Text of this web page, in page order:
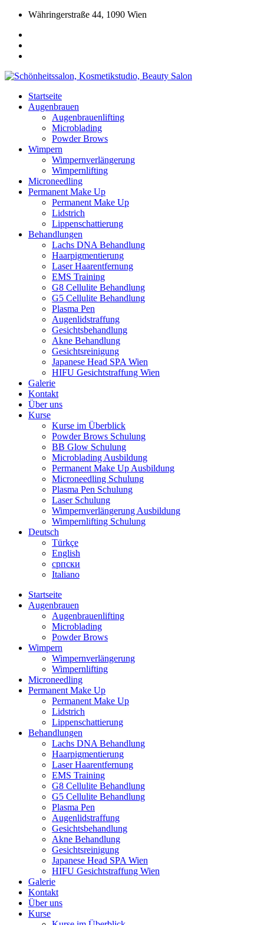
Währingerstraße 44, 1090 Wien
Startseite
Augenbrauen
Augenbrauenlifting
Microblading
Powder Brows
Wimpern
Wimpernverlängerung
Wimpernlifting
Microneedling
Permanent Make Up
Permanent Make Up
Lidstrich
Lippenschattierung
Behandlungen
Lachs DNA Behandlung
Haarpigmentierung
Laser Haarentfernung
EMS Training
G8 Cellulite Behandlung
G5 Cellulite Behandlung
Plasma Pen
Augenlidstraffung
Gesichtsbehandlung
Akne Behandlung
Gesichtsreinigung
Japanese Head SPA Wien
HIFU Gesichtstraffung Wien
Galerie
Kontakt
Über uns
Kurse
Kurse im Überblick
Powder Brows Schulung
BB Glow Schulung
Microblading Ausbildung
Permanent Make Up Ausbildung
Microneedling Schulung
Plasma Pen Schulung
Laser Schulung
Wimpernverlängerung Ausbildung
Wimpernlifting Schulung
Deutsch
Türkçe
English
српски
Italiano
Startseite
Augenbrauen
Augenbrauenlifting
Microblading
Powder Brows
Wimpern
Wimpernverlängerung
Wimpernlifting
Microneedling
Permanent Make Up
Permanent Make Up
Lidstrich
Lippenschattierung
Behandlungen
Lachs DNA Behandlung
Haarpigmentierung
Laser Haarentfernung
EMS Training
G8 Cellulite Behandlung
G5 Cellulite Behandlung
Plasma Pen
Augenlidstraffung
Gesichtsbehandlung
Akne Behandlung
Gesichtsreinigung
Japanese Head SPA Wien
HIFU Gesichtstraffung Wien
Galerie
Kontakt
Über uns
Kurse